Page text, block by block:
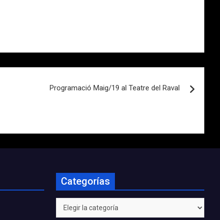
Programació Maig/19 al Teatre del Raval
Categorías
Categorías